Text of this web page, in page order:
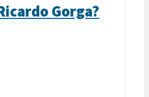
Gorga?